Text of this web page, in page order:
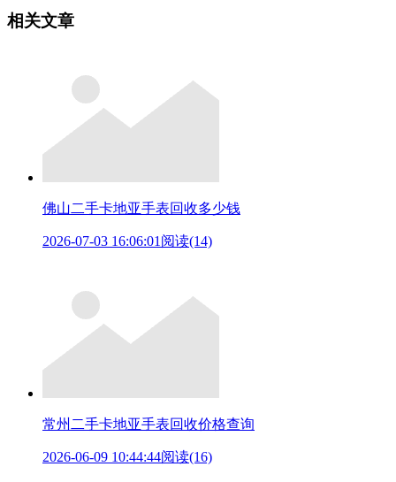
相关文章
佛山二手卡地亚手表回收多少钱
2026-07-03 16:06:01 阅读(14)
常州二手卡地亚手表回收价格查询
2026-06-09 10:44:44阅读(16)